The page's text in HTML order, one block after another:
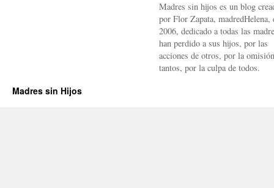
Madres sin hijos es un blog
por Flor Zapata, madredHelena,
2006, dedicado a todas las
han perdido a sus hijos, por las
acciones de otros, por la
tantos, por la culpa de todos.
Madres sin Hijos